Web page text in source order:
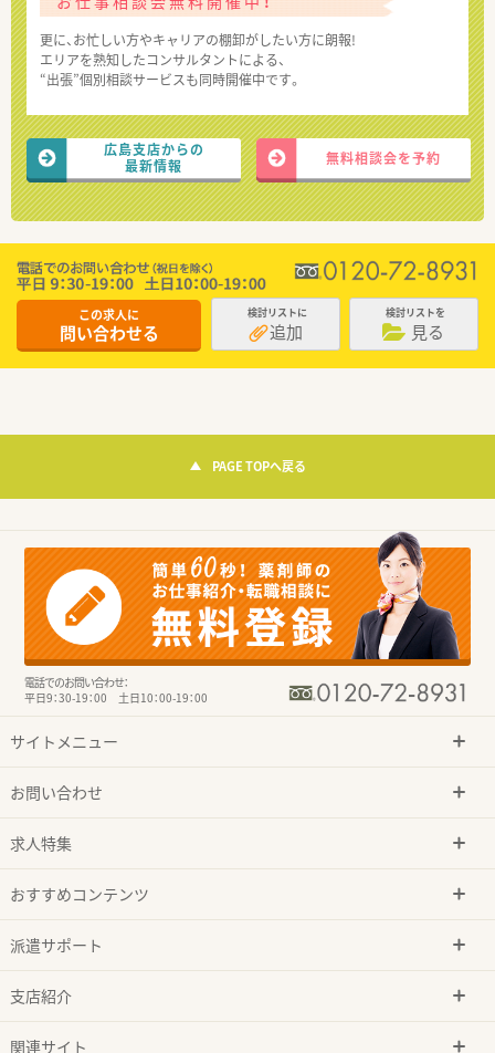
更に、お忙しい方やキャリアの棚卸がしたい方に朗報!
エリアを熟知したコンサルタントによる、
“出張”個別相談サービスも同時開催中です。
広島支店からの
最新情報
無料相談会を予約
この求人に
問い合わせる
検討リストに
追加
検討リストを
見る
PAGE TOPへ戻る
電話でのお問い合わせ：
平日9：30-19：00 土日10：00-19：00
サイトメニュー
お問い合わせ
求人特集
おすすめコンテンツ
派遣サポート
支店紹介
関連サイト